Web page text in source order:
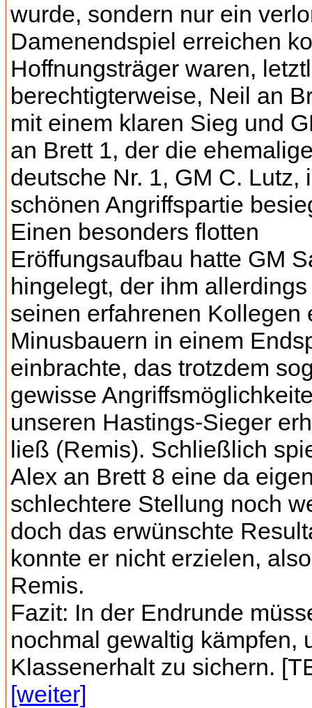
wurde, sondern nur ein
Damenendspiel erreichen
Hoffnungsträger waren,
berechtigterweise, Neil an
mit einem klaren Sieg und
an Brett 1, der die
deutsche Nr. 1, GM C. Lutz,
schönen Angriffspartie
Einen besonders flotten
Eröffungsaufbau hatte GM
hingelegt, der ihm
seinen erfahrenen Kollegen
Minusbauern in einem
einbrachte, das trotzdem
gewisse
unseren Hastings-Sieger
ließ (Remis). Schließlich
Alex an Brett 8 eine da
schlechtere Stellung noch
doch das erwünschte
konnte er nicht erzielen, also
Remis.
Fazit: In der Endrunde
nochmal gewaltig kämpfen,
Klassenerhalt zu sichern.
[weiter]